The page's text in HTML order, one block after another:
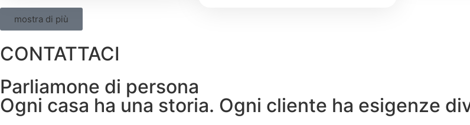
mostra di più
CONTATTACI
Parliamone di persona
Ogni casa ha una storia. Ogni cliente ha esigenze